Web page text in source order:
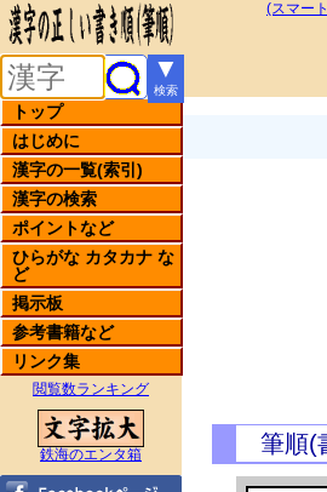
(スマー
▼
検索
トップ
はじめに
漢字の一覧(索引)
漢字の検索
ポイントなど
ひらがな カタカナ な
ど
掲示板
参考書籍など
リンク集
閲覧数ランキング
鉄海のエンタ箱 筆順(